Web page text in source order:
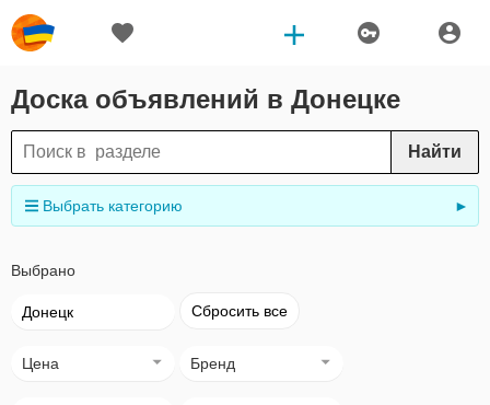
Доска объявлений в Донецке
Найти
Выбрать категорию ►
Выбрано
Донецк Сбросить все
Цена Бренд